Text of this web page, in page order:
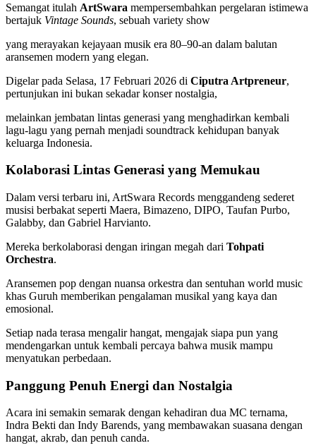
Semangat itulah ArtSwara mempersembahkan pergelaran istimewa
bertajuk Vintage Sounds, sebuah variety show
yang merayakan kejayaan musik era 80–90-an dalam balutan
aransemen modern yang elegan.
Digelar pada Selasa, 17 Februari 2026 di Ciputra Artpreneur,
pertunjukan ini bukan sekadar konser nostalgia,
melainkan jembatan lintas generasi yang menghadirkan kembali
lagu-lagu yang pernah menjadi soundtrack kehidupan banyak
keluarga Indonesia.
Kolaborasi Lintas Generasi yang Memukau
Dalam versi terbaru ini, ArtSwara Records menggandeng sederet
musisi berbakat seperti Maera, Bimazeno, DIPO, Taufan Purbo,
Galabby, dan Gabriel Harvianto.
Mereka berkolaborasi dengan iringan megah dari Tohpati
Orchestra.
Aransemen pop dengan nuansa orkestra dan sentuhan world music
khas Guruh memberikan pengalaman musikal yang kaya dan
emosional.
Setiap nada terasa mengalir hangat, mengajak siapa pun yang
mendengarkan untuk kembali percaya bahwa musik mampu
menyatukan perbedaan.
Panggung Penuh Energi dan Nostalgia
Acara ini semakin semarak dengan kehadiran dua MC ternama,
Indra Bekti dan Indy Barends, yang membawakan suasana dengan
hangat, akrab, dan penuh canda.